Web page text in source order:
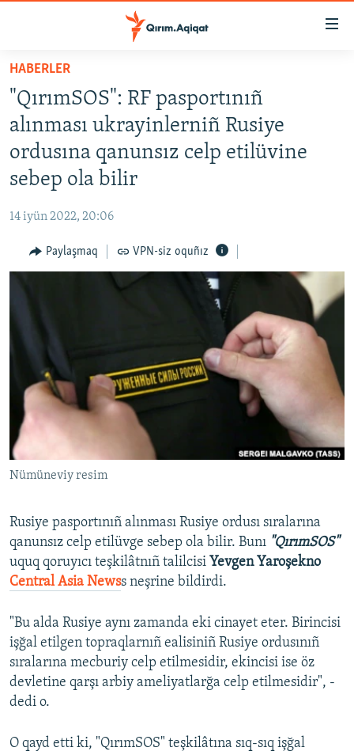
Esas
qaytmaq
Baş
navigatsiyağa
qaytmaq
Qıdıruvğa
HABERLER
SİYASET
İQTİSADİYAT
CEMİYET
İNSAN AQLARI
VİDEO
SÜRET
Русский
Українською
QOŞULIÑIZ!
RFE/RS bütün saytları
HABERLER
"QırımSOS": RF pasportınıñ
alınması ukrayinlerniñ Rusiye
ordusına qanunsız celp etilüvine
sebep ola bilir
14 iyün 2022, 20:06
Paylaşmaq VPN-siz oquñız
Nümüneviy resim
Rusiye pasportınıñ alınması Rusiye ordusı sıralarına
qanunsız celp etilüvge sebep ola bilir. Bunı "QırımSOS"
uquq qoruyıcı teşkilâtnıñ talilcisi Yevgen Yaroşekno
Central Asia Newss neşrine bildirdi.
"Bu alda Rusiye aynı zamanda eki cinayet eter. Birincisi
işğal etilgen topraqlarnıñ ealisiniñ Rusiye ordusınıñ
sıralarına mecburiy celp etilmesidir, ekincisi ise öz
devletine qarşı arbiy ameliyatlarğa celp etilmesidir", -
dedi o.
O qayd etti ki, "QırımSOS" teşkilâtına sıq-sıq işğal